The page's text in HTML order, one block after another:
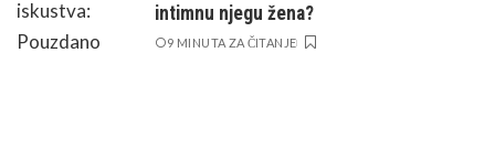
intimnu njegu žena?
9 MINUTA ZA ČITANJE